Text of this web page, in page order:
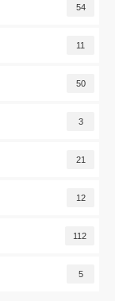
54
11
50
3
21
12
112
5